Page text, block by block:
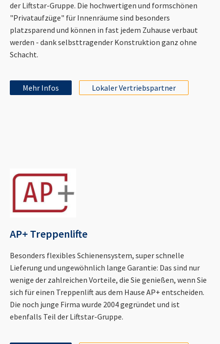
der Liftstar-Gruppe. Die hochwertigen und formschönen
"Privataufzüge" für Innenräume sind besonders
platzsparend und können in fast jedem Zuhause verbaut
werden - dank selbsttragender Konstruktion ganz ohne
Schacht.
Mehr Infos Lokaler Vertriebspartner
AP+ Treppenlifte
Besonders flexibles Schienensystem, super schnelle
Lieferung und ungewöhnlich lange Garantie: Das sind nur
wenige der zahlreichen Vorteile, die Sie genießen, wenn Sie
sich für einen Treppenlift aus dem Hause AP+ entscheiden.
Die noch junge Firma wurde 2004 gegründet und ist
ebenfalls Teil der Liftstar-Gruppe.